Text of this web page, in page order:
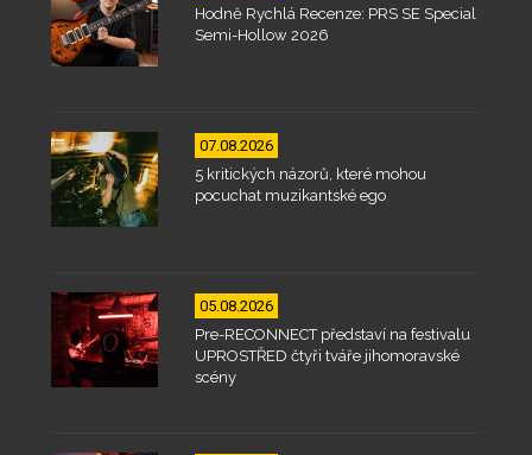
Hodně Rychlá Recenze: PRS SE Special
Semi-Hollow 2026
07.08.2026
5 kritických názorů, které mohou
pocuchat muzikantské ego
05.08.2026
Pre-RECONNECT představí na festivalu
UPROSTŘED čtyři tváře jihomoravské
scény